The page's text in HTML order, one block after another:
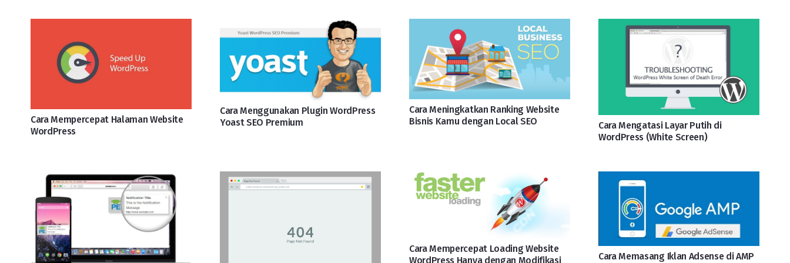
Cara Mempercepat Halaman Website
WordPress
Cara Menggunakan Plugin WordPress
Yoast SEO Premium
Cara Meningkatkan Ranking Website
Bisnis Kamu dengan Local SEO
Cara Mengatasi Layar Putih di
WordPress (White Screen)
Cara Mempercepat Loading Website
WordPress Hanya dengan Modifikasi
Cara Memasang Iklan Adsense di AMP